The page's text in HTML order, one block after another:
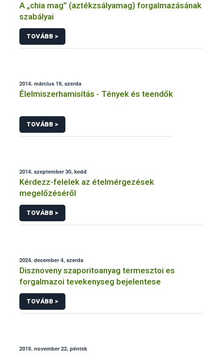
A „chia mag” (aztékzsályamag) forgalmazásának
szabályai
TOVÁBB >
2014. március 19, szerda
Élelmiszerhamisítás - Tények és teendők
TOVÁBB >
2014. szeptember 30, kedd
Kérdezz-felelek az ételmérgezések
megelőzéséről
TOVÁBB >
2024. december 4, szerda
Disznoveny szaporitoanyag termesztoi es
forgalmazoi tevekenyseg bejelentese
TOVÁBB >
2019. november 22, péntek